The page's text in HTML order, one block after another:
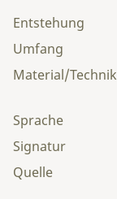
Entstehung
Umfang
Material/Technik
Sprache
Signatur
Quelle